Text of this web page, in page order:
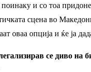
и со тоа
сцена во
оваа опција и ќе ја
се диво